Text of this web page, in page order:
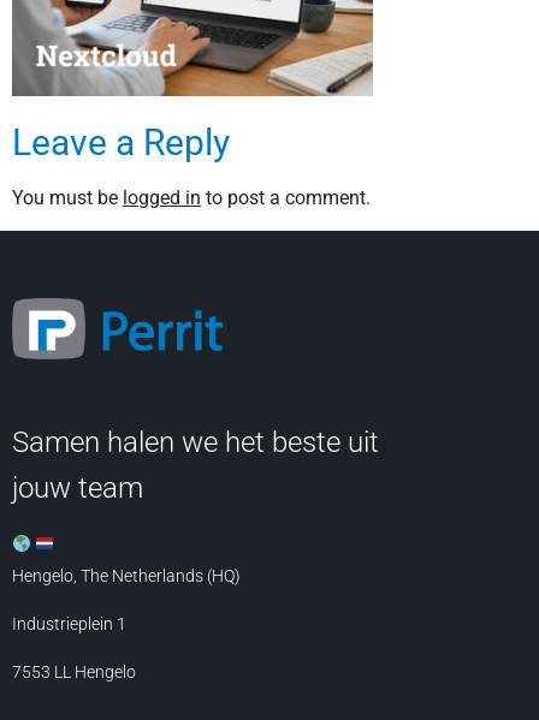
Leave a Reply
You must be logged in to post a comment.
Samen halen we het beste uit
jouw team
Hengelo, The Netherlands (HQ)
Industrieplein 1
7553 LL Hengelo